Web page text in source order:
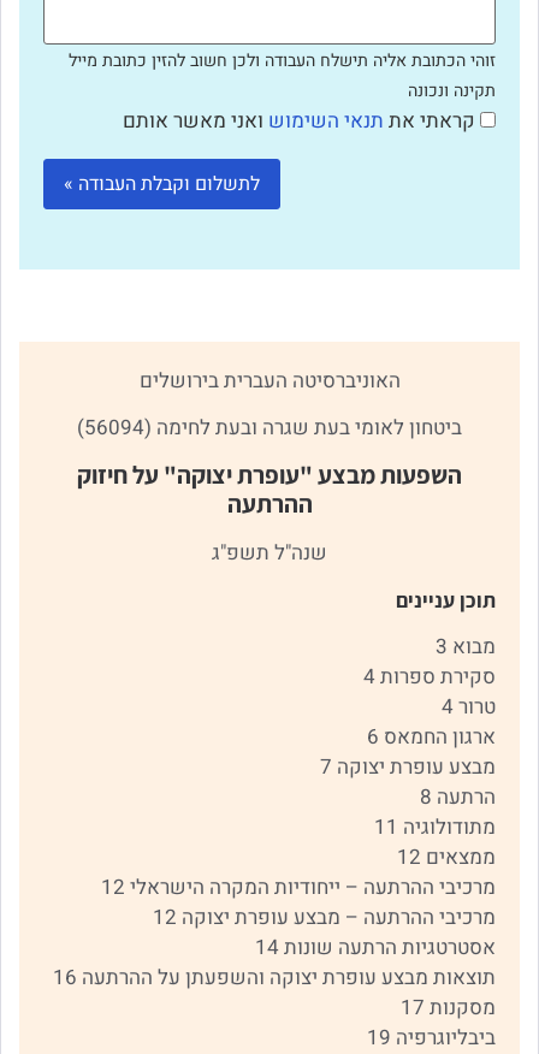
זוהי הכתובת אליה תישלח העבודה ולכן חשוב להזין כתובת מייל
תקינה ונכונה
קראתי את תנאי השימוש ואני מאשר אותם
האוניברסיטה העברית בירושלים
ביטחון לאומי בעת שגרה ובעת לחימה (56094)
השפעות מבצע "עופרת יצוקה" על חיזוק
ההרתעה
שנה"ל תשפ"ג
תוכן עניינים
מבוא 3
סקירת ספרות 4
טרור 4
ארגון החמאס 6
מבצע עופרת יצוקה 7
הרתעה 8
מתודולוגיה 11
ממצאים 12
מרכיבי ההרתעה – ייחודיות המקרה הישראלי 12
מרכיבי ההרתעה – מבצע עופרת יצוקה 12
אסטרטגיות הרתעה שונות 14
תוצאות מבצע עופרת יצוקה והשפעתן על ההרתעה 16
מסקנות 17
ביבליוגרפיה 19